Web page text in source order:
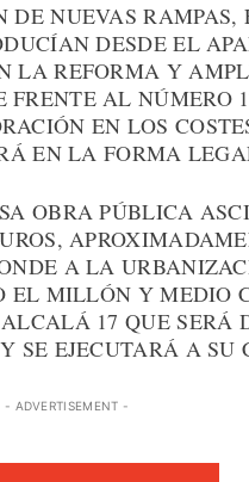
NUEVAS RAMPAS,
DESDE EL
LA REFORMA Y
AL NÚMERO
EN LOS
EN LA FORMA
OBRA PÚBLICA
A LA
EL MILLÓN Y MEDIO
17 QUE SERÁ
SE EJECUTARÁ A SU
- ADVERTISEMENT -